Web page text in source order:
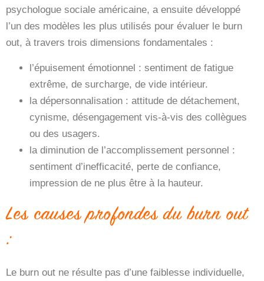
psychologue sociale américaine, a ensuite développé
l’un des modèles les plus utilisés pour évaluer le burn
out, à travers trois dimensions fondamentales :
l’épuisement émotionnel : sentiment de fatigue
extrême, de surcharge, de vide intérieur.
la dépersonnalisation : attitude de détachement,
cynisme, désengagement vis-à-vis des collègues
ou des usagers.
la diminution de l’accomplissement personnel :
sentiment d’inefficacité, perte de confiance,
impression de ne plus être à la hauteur.
Les causes profondes du burn out
:
Le burn out ne résulte pas d’une faiblesse individuelle,